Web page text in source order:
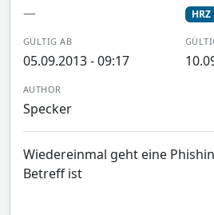
— HRZ
GÜLTIG AB
05.09.2013 - 09:17
AUTHOR
Specker
Wiedereinmal geht eine
Betreff ist